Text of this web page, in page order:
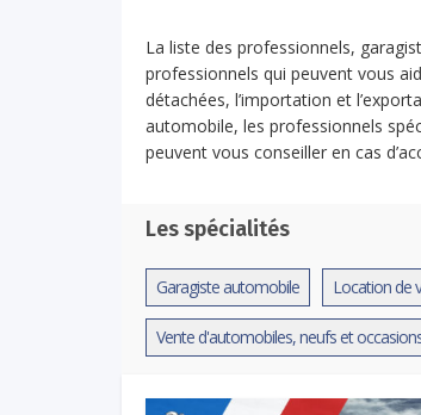
La liste des professionnels,
professionnels qui peuvent vous
détachées, l’importation et
automobile, les professionnels
peuvent vous conseiller en cas
Les spécialités
Garagiste automobile Location de
Vente d'automobiles, neufs et